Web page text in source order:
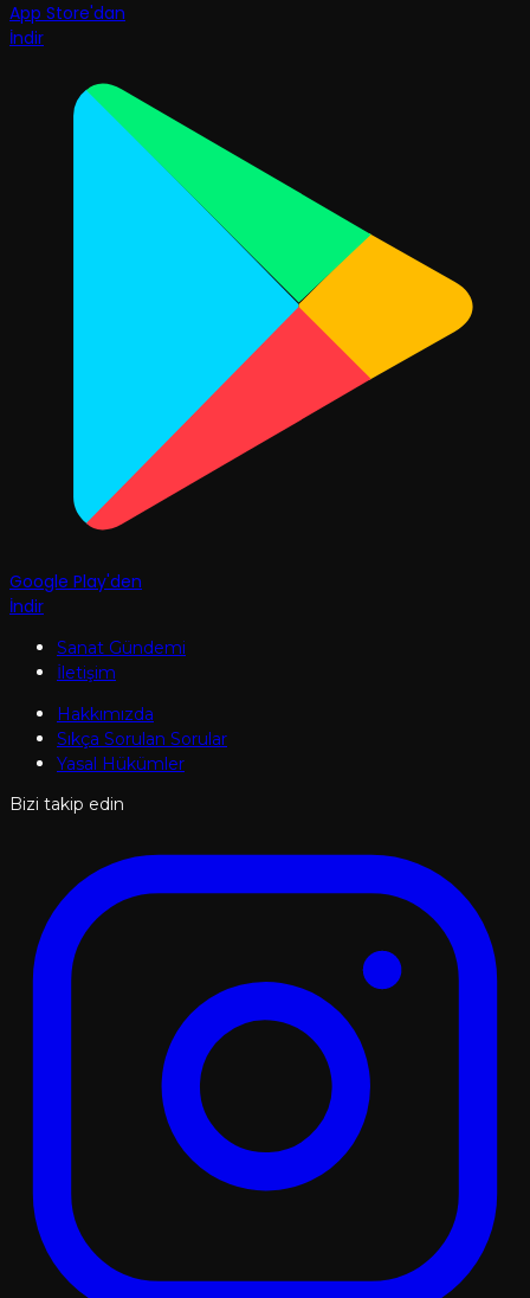
App Store'dan
İndir
Google Play'den
İndir
Sanat Gündemi
İletişim
Hakkımızda
Sıkça Sorulan Sorular
Yasal Hükümler
Bizi takip edin